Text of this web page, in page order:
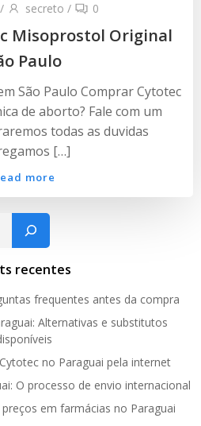
/ secreto / 0
Misoprostol Original
Paulo
São Paulo Comprar Cytotec
de aborto? Fale com um
todas as duvidas
[…]
more
Pesquisar
recentes
frequentes antes da compra
Alternativas e substitutos
no Paraguai pela internet
O processo de envio internacional
em farmácias no Paraguai